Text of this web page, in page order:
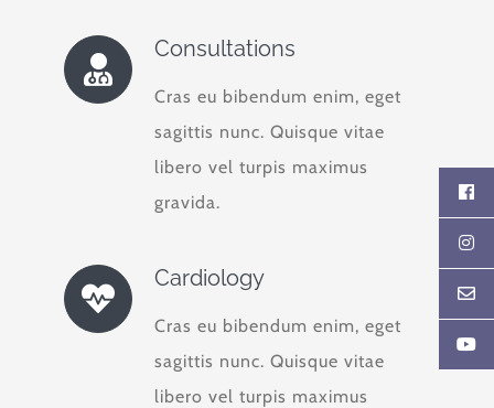
Consultations
Cras eu bibendum enim, eget
sagittis nunc. Quisque vitae
libero vel turpis maximus
gravida.
Cardiology
Cras eu bibendum enim, eget
sagittis nunc. Quisque vitae
libero vel turpis maximus